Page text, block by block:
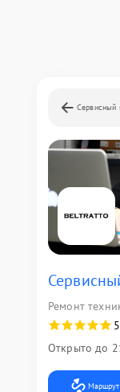
Сервисный
Ремонт
Открыто до
Маршрут